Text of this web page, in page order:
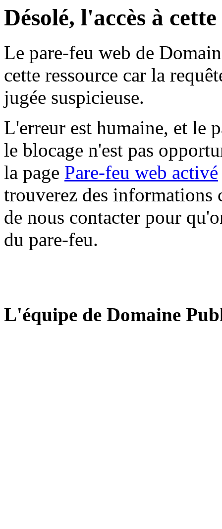
Désolé, l'accès à
Le pare-feu web de
cette ressource car la
jugée suspicieuse.
L'erreur est humaine, et le
le blocage n'est pas
la page Pare-feu web activé
trouverez des informations
de nous contacter pour
du pare-feu.
L'équipe de Domaine